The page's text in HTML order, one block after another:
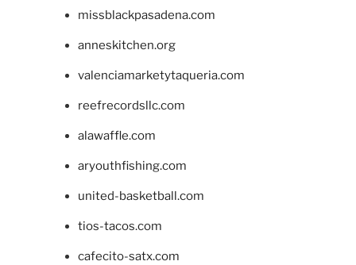
missblackpasadena.com
anneskitchen.org
valenciamarketytaqueria.com
reefrecordsllc.com
alawaffle.com
aryouthfishing.com
united-basketball.com
tios-tacos.com
cafecito-satx.com